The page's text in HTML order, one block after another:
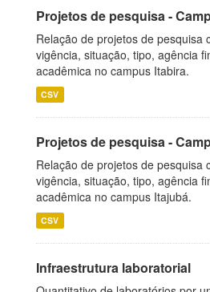
Projetos de pesquisa -
Relação de projetos de pesquisa
vigência, situação, tipo, agência
acadêmica no campus Itabira.
CSV
Projetos de pesquisa -
Relação de projetos de pesquisa
vigência, situação, tipo, agência
acadêmica no campus Itajubá.
CSV
Infraestrutura laboratorial